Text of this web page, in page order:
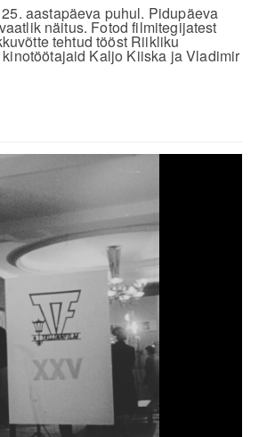
aastapäeva puhul. Pidupäeva
näitus. Fotod filmitegijatest
tehtud tööst Riikliku
Kaljo Kiiska ja Vladimir